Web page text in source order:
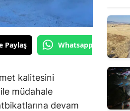
Paylaş Whatsapp'tan
kalitesini
müdahale
devam